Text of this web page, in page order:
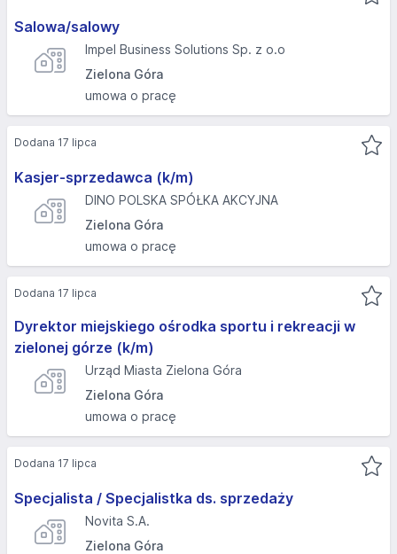
Salowa/salowy
Impel Business Solutions Sp. z o.o
Zielona Góra
umowa o pracę
Kasjer-sprzedawca (k/m)
DINO POLSKA SPÓŁKA AKCYJNA
Zielona Góra
umowa o pracę
Dodana 17 lipca
Dyrektor miejskiego ośrodka sportu i rekreacji w
zielonej górze (k/m)
Urząd Miasta Zielona Góra
Zielona Góra
umowa o pracę
Dodana 17 lipca
Specjalista / Specjalistka ds. sprzedaży
Novita S.A.
Zielona Góra
Dodana 17 lipca